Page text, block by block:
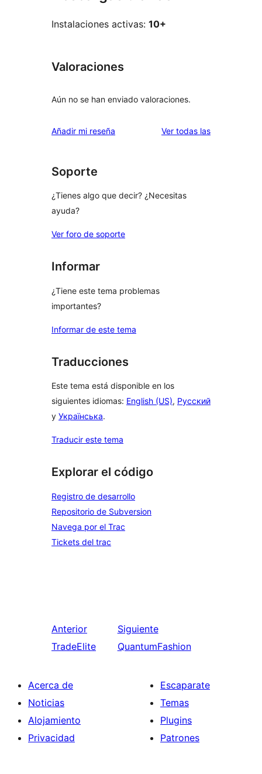
Instalaciones activas: 10+
Valoraciones
Aún no se han enviado valoraciones.
Añadir mi reseña Ver todas lasvaloraciones
Soporte
¿Tienes algo que decir? ¿Necesitas
ayuda?
Ver foro de soporte
Informar
¿Tiene este tema problemas
importantes?
Informar de este tema
Traducciones
Este tema está disponible en los
siguientes idiomas: English (US), Русский
y Українська.
Traducir este tema
Explorar el código
Registro de desarrollo
Repositorio de Subversion
Navega por el Trac
Tickets del trac
Anterior
TradeElite
Siguiente
QuantumFashion
Acerca de
Noticias
Alojamiento
Privacidad
Escaparate
Temas
Plugins
Patrones